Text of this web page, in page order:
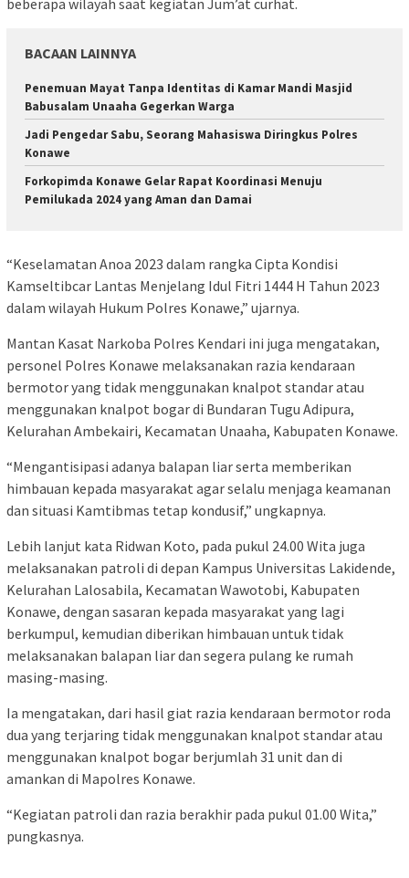
BACAAN LAINNYA
Penemuan Mayat Tanpa Identitas di Kamar Mandi Masjid
Babusalam Unaaha Gegerkan Warga
Jadi Pengedar Sabu, Seorang Mahasiswa Diringkus Polres
Konawe
Forkopimda Konawe Gelar Rapat Koordinasi Menuju
Pemilukada 2024 yang Aman dan Damai
“Keselamatan Anoa 2023 dalam rangka Cipta Kondisi
Kamseltibcar Lantas Menjelang Idul Fitri 1444 H Tahun 2023
dalam wilayah Hukum Polres Konawe,” ujarnya.
Mantan Kasat Narkoba Polres Kendari ini juga mengatakan,
personel Polres Konawe melaksanakan razia kendaraan
bermotor yang tidak menggunakan knalpot standar atau
menggunakan knalpot bogar di Bundaran Tugu Adipura,
Kelurahan Ambekairi, Kecamatan Unaaha, Kabupaten Konawe.
“Mengantisipasi adanya balapan liar serta memberikan
himbauan kepada masyarakat agar selalu menjaga keamanan
dan situasi Kamtibmas tetap kondusif,” ungkapnya.
Lebih lanjut kata Ridwan Koto, pada pukul 24.00 Wita juga
melaksanakan patroli di depan Kampus Universitas Lakidende,
Kelurahan Lalosabila, Kecamatan Wawotobi, Kabupaten
Konawe, dengan sasaran kepada masyarakat yang lagi
berkumpul, kemudian diberikan himbauan untuk tidak
melaksanakan balapan liar dan segera pulang ke rumah
masing-masing.
Ia mengatakan, dari hasil giat razia kendaraan bermotor roda
dua yang terjaring tidak menggunakan knalpot standar atau
menggunakan knalpot bogar berjumlah 31 unit dan di
amankan di Mapolres Konawe.
“Kegiatan patroli dan razia berakhir pada pukul 01.00 Wita,”
pungkasnya.